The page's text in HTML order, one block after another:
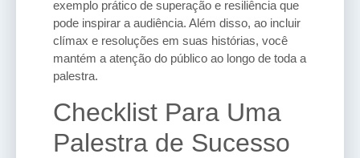
exemplo prático de superação e resiliência que
pode inspirar a audiência. Além disso, ao incluir
clímax e resoluções em suas histórias, você
mantém a atenção do público ao longo de toda a
palestra.
Checklist Para Uma
Palestra de Sucesso